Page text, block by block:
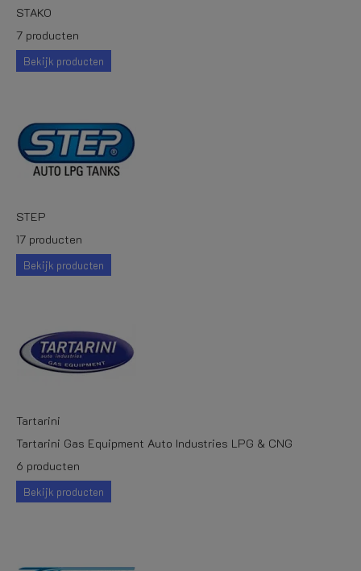
STAKO
7 producten
Bekijk producten
STEP
17 producten
Bekijk producten
Tartarini
Tartarini Gas Equipment Auto Industries LPG & CNG
6 producten
Bekijk producten